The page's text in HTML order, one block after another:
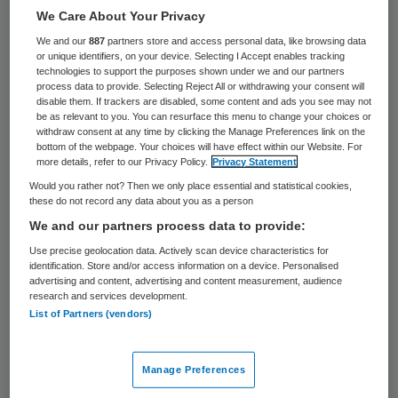
Het Amsterdamse ziekenhuis OLVG
vertrekt na twintig jaar uit het pand aan de
Prinsengracht. Het vastgoed wordt
verkocht aan Cradle of Development (COD),
een Amsterdamse vastgoedontwikkelaar.
OLVG rekent erop dat de overdracht
plaatsvindt op 1 november dit jaar. In het
pand werd al meer dan anderhalve eeuw
zorg verleend door OLVG en anderen. COD
gaat het ombouwen tot een complex voor
wonen en werken. Mogelijk dat er ook een
het pand tegen een marktconform bedrag
verkocht te hebben.
We Care About Your Privacy
We and our887 partners store and access personal data, like browsing data
or unique identifiers, on your device. Selecting I Accept enables tracking
technologies to support the purposes shown under we and our partners
process data to provide. Selecting Reject All or withdrawing your consent will
disable them. If trackers are disabled, some content and ads you see may not
be as relevant to you. You can resurface this menu to change your choices or
withdraw consent at any time by clicking the Manage Preferences link on the
bottom of the webpage. Your choices will have effect within our Website. For
more details, refer to our Privacy Policy.
Privacy Statement
Would you rather not? Then we only place essential and statistical cookies,
these do not record any data about you as a person
We and our partners process data to provide:
Use precise geolocation data. Actively scan device characteristics for
identification. Store and/or access information on a device. Personalised
advertising and content, advertising and content measurement, audience
research and services development.
List of Partners (vendors)
Manage Preferences